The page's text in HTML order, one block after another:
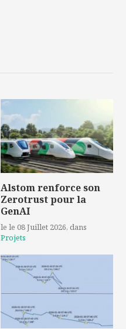
Alstom renforce son
Zerotrust pour la
GenAI
le le 08 Juillet 2026, dans
Projets